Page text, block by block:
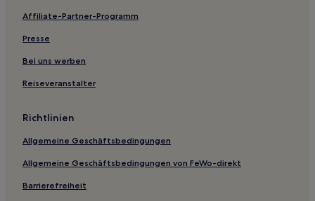
Hotels nahe Konzert- und Kongresshalle Louis De Geer
Hotels nahe Bahnhof Linköping Råberga bro
Gemeinde Mjölby: Hotels
Gemeinde Boxholm: Hotels
Affiliate-Partner-Programm
Presse
Bei uns werben
Reiseveranstalter
Richtlinien
Allgemeine Geschäftsbedingungen
Allgemeine Geschäftsbedingungen von FeWo-direkt
Barrierefreiheit